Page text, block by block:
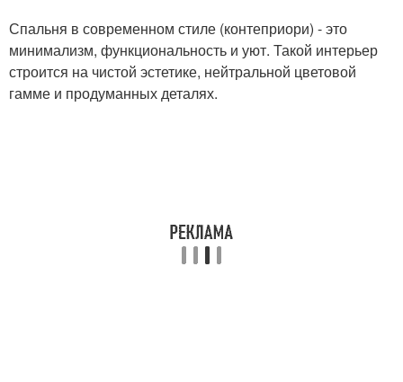
Спальня в современном стиле (контеприори) - это
минимализм, функциональность и уют. Такой интерьер
строится на чистой эстетике, нейтральной цветовой
гамме и продуманных деталях.